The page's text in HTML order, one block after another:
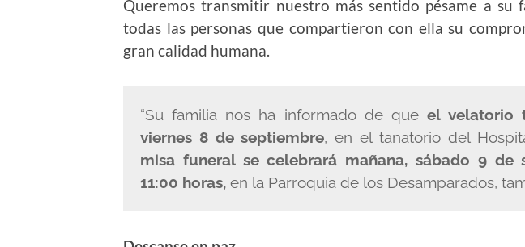
Queremos transmitir nuestro más sentido pésame a su
todas las personas que compartieron con ella su
gran calidad humana.
“Su familia nos ha informado de queel velatorio
viernes 8 de septiembre, en el tanatorio del
misa funeral se celebrará mañana, sábado 9 de
11:00 horas,en la Parroquia de los Desamparados,